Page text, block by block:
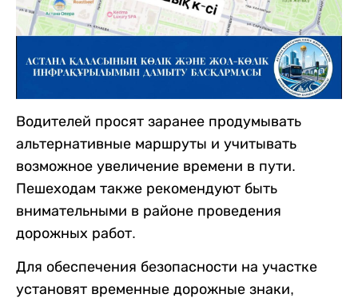
Водителей просят заранее продумывать
альтернативные маршруты и учитывать
возможное увеличение времени в пути.
Пешеходам также рекомендуют быть
внимательными в районе проведения
дорожных работ.
Для обеспечения безопасности на участке
установят временные дорожные знаки,